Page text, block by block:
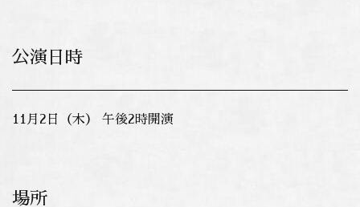
公演日時
11月2日（木） 午後2時開演
場所